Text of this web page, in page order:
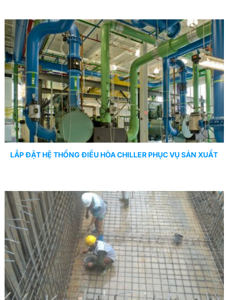
LẮP ĐẶT HỆ THỐNG ĐIỀU HÒA CHILLER PHỤC VỤ SẢN XUẤT